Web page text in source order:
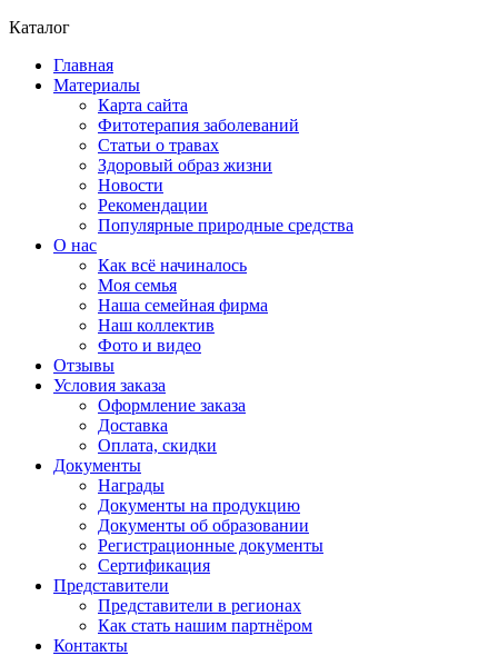
Каталог
Главная
Материалы
Карта сайта
Фитотерапия заболеваний
Статьи о травах
Здоровый образ жизни
Новости
Рекомендации
Популярные природные средства
О нас
Как всё начиналось
Моя семья
Наша семейная фирма
Наш коллектив
Фото и видео
Отзывы
Условия заказа
Оформление заказа
Доставка
Оплата, скидки
Документы
Награды
Документы на продукцию
Документы об образовании
Регистрационные документы
Сертификация
Представители
Представители в регионах
Как стать нашим партнёром
Контакты